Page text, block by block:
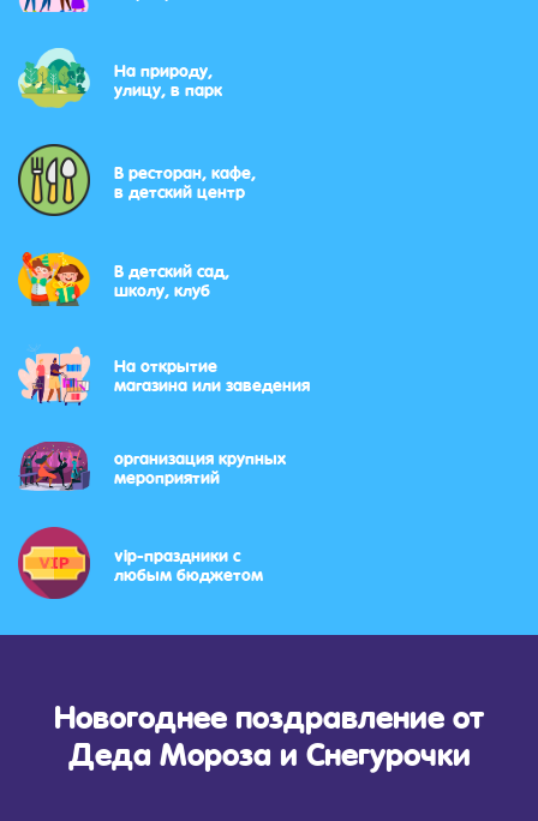
На природу,
улицу, в парк
В ресторан, кафе,
в детский центр
В детский сад,
школу, клуб
На открытие
магазина или заведения
организация крупных
мероприятий
vip-праздники с
любым бюджетом
Новогоднее поздравление от
Деда Мороза и Снегурочки